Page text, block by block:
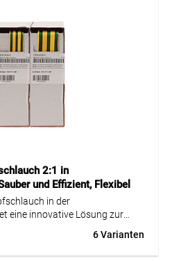
2:1 in
und Effizient, Flexibel
in der
eine innovative Lösung zur
handliche Box erlaubt die
zum letzten Zentimeter ohne
6 Varianten